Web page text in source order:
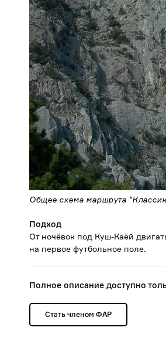
Общее схема маршрута
Подход
От ночёвок под Куш-Каёй
на первое футбольное поле.
Полное описание доступно
Стать членом ФАР